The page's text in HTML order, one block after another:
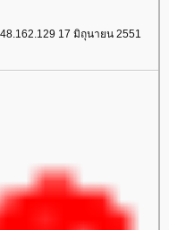
17 มิถุนายน 2551